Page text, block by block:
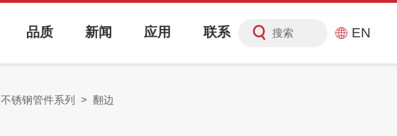
品质 新闻 应用 联系 搜索 EN
不锈钢管件系列 > 翻边